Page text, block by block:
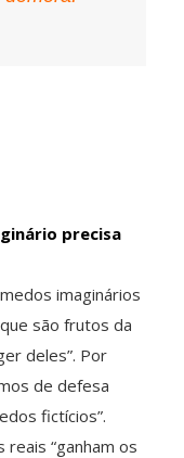
precisa
imaginários
são frutos da
deles”. Por
de defesa
fictícios”.
“ganham os